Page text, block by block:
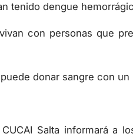
tenido dengue
con personas que
donar sangre con
Salta informará a